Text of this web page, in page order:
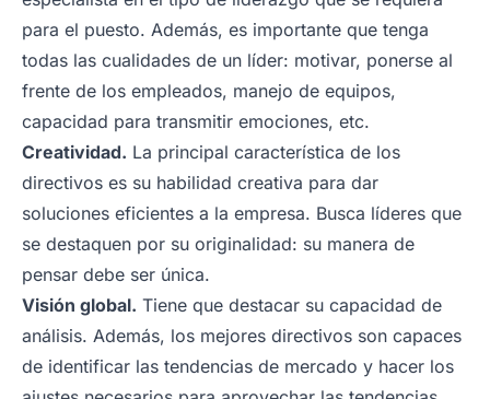
para el puesto. Además, es importante que tenga
todas las cualidades de un líder: motivar, ponerse al
frente de los empleados, manejo de equipos,
capacidad para transmitir emociones, etc.
Creatividad. La principal característica de los
directivos es su habilidad creativa para dar
soluciones eficientes a la empresa. Busca líderes que
se destaquen por su originalidad: su manera de
pensar debe ser única.
Visión global. Tiene que destacar su capacidad de
análisis. Además, los mejores directivos son capaces
de identificar las tendencias de mercado y hacer los